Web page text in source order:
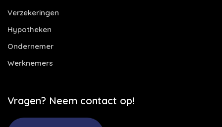
Verzekeringen
Hypotheken
Ondernemer
Werknemers
Vragen? Neem contact op!